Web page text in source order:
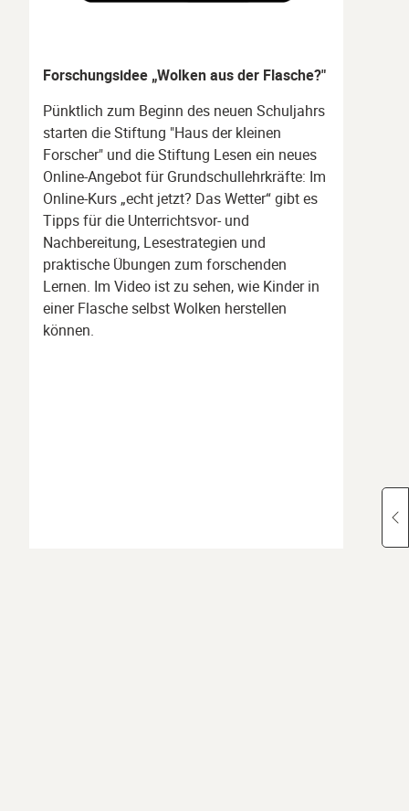
Forschungsidee „Wolken aus der Flasche?"
Pünktlich zum Beginn des neuen Schuljahrs
starten die Stiftung "Haus der kleinen
Forscher" und die Stiftung Lesen ein neues
Online-Angebot für Grundschullehrkräfte: Im
Online-Kurs „echt jetzt? Das Wetter“ gibt es
Tipps für die Unterrichtsvor- und
Nachbereitung, Lesestrategien und
praktische Übungen zum forschenden
Lernen. Im Video ist zu sehen, wie Kinder in
einer Flasche selbst Wolken herstellen
können.